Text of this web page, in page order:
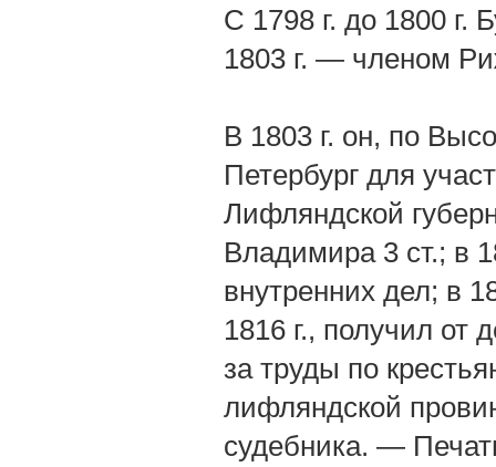
С 1798 г. до 1800 г.
1803 г. — членом
В 1803 г. он, по
Петербург для
Лифляндской
Владимира 3 ст.; в
внутренних дел; в
1816 г., получил от
за труды по
лифляндской
судебника. —